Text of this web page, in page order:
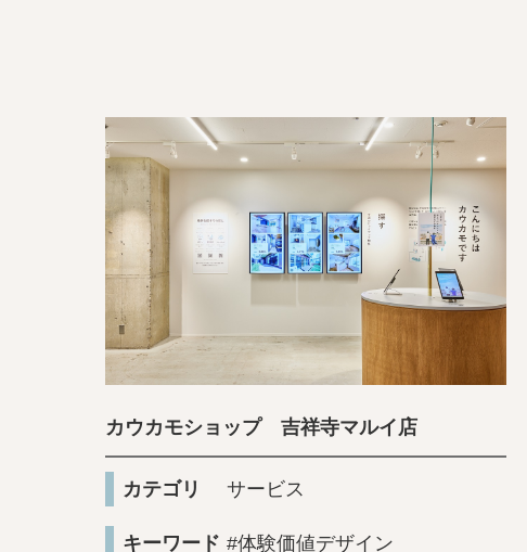
カウカモショップ 吉祥寺マルイ店
カテゴリ サービス
キーワード #体験価値デザイン